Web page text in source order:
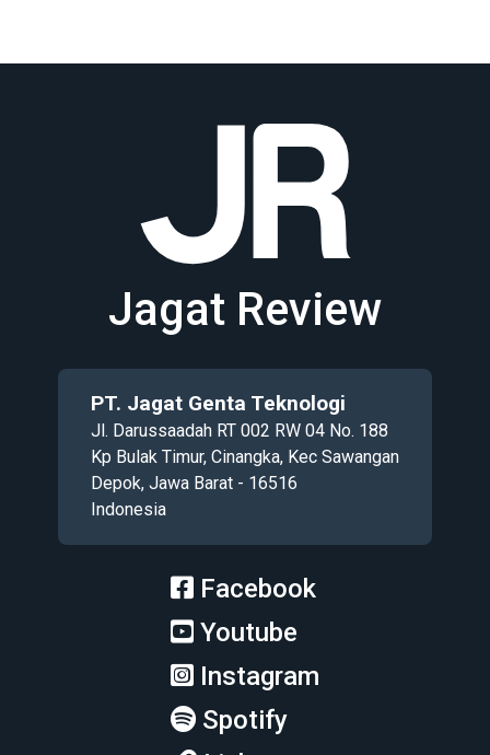
Jagat Review
PT. Jagat Genta Teknologi
Jl. Darussaadah RT 002 RW 04 No. 188
Kp Bulak Timur, Cinangka, Kec Sawangan
Depok, Jawa Barat - 16516
Indonesia
Facebook
Youtube
Instagram
Spotify